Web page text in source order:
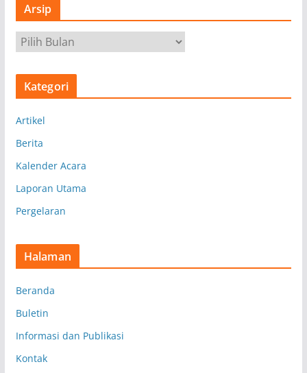
Arsip
r
s
Kategori
Artikel
Berita
Kalender Acara
Laporan Utama
Pergelaran
Halaman
Beranda
Buletin
Informasi dan Publikasi
Kontak